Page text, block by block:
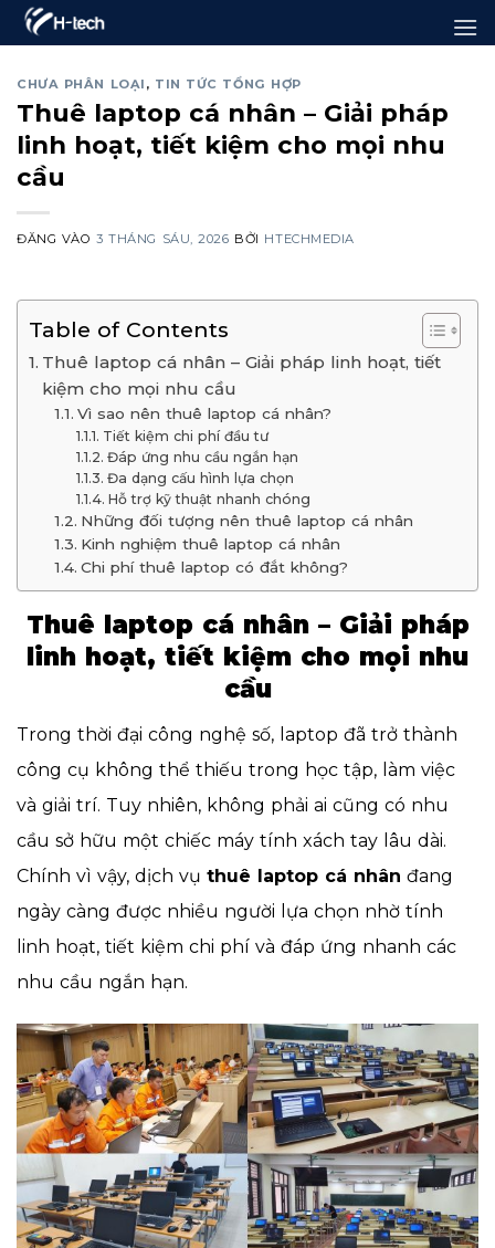
qua
nội
dung
CHƯA PHÂN LOẠI , TIN TỨC TỔNG HỢP
Thuê laptop cá nhân – Giải pháp
linh hoạt, tiết kiệm cho mọi nhu
cầu
ĐĂNG VÀO3 THÁNG SÁU, 2026 BỞI HTECHMEDIA
Table of Contents
Thuê laptop cá nhân – Giải pháp linh hoạt, tiết
kiệm cho mọi nhu cầu
Vì sao nên thuê laptop cá nhân?
Tiết kiệm chi phí đầu tư
Đáp ứng nhu cầu ngắn hạn
Đa dạng cấu hình lựa chọn
Hỗ trợ kỹ thuật nhanh chóng
Những đối tượng nên thuê laptop cá nhân
Kinh nghiệm thuê laptop cá nhân
Chi phí thuê laptop có đắt không?
Thuê laptop cá nhân – Giải pháp
linh hoạt, tiết kiệm cho mọi nhu
cầu
Trong thời đại công nghệ số, laptop đã trở thành
công cụ không thể thiếu trong học tập, làm việc
và giải trí. Tuy nhiên, không phải ai cũng có nhu
cầu sở hữu một chiếc máy tính xách tay lâu dài.
Chính vì vậy, dịch vụ thuê laptop cá nhân đang
ngày càng được nhiều người lựa chọn nhờ tính
linh hoạt, tiết kiệm chi phí và đáp ứng nhanh các
nhu cầu ngắn hạn.